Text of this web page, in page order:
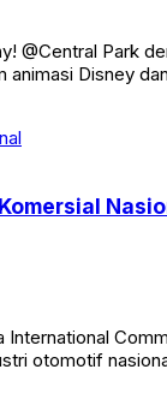
Park
Disney
otomotif